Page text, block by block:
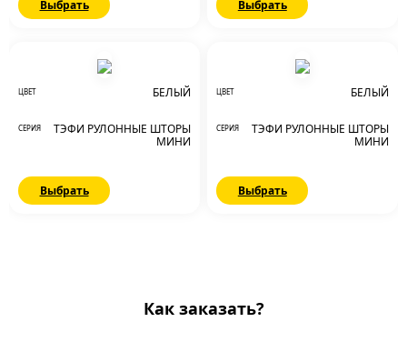
Выбрать Выбрать
ЦВЕТ БЕЛЫЙ
СЕРИЯ
ТЭФИ РУЛОННЫЕ ШТОРЫ
МИНИ
Выбрать
ЦВЕТ БЕЛЫЙ
СЕРИЯ
ТЭФИ РУЛОННЫЕ ШТОРЫ
МИНИ
Выбрать
Как заказать?